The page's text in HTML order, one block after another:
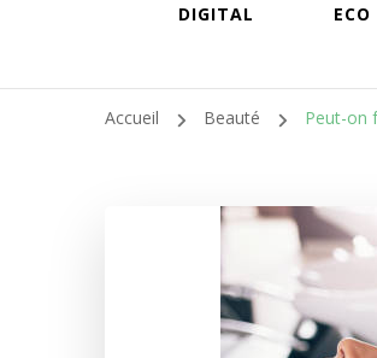
DIGITAL ECO
Accueil Beauté Peut-on